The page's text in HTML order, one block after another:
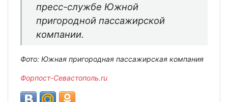
пресс-службе Южной
пригородной пассажирской
компании.
Фото: Южная пригородная пассажирская компания
Форпост-Севастополь.ru